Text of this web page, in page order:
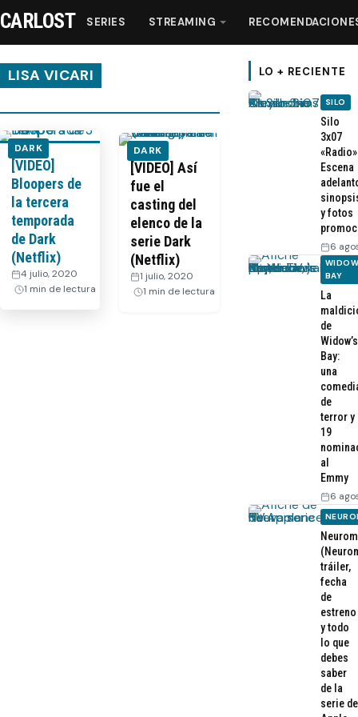
Streaming
Recomendaciones
Videos
Webisodios
CARLOST SERIES STREAMING
LISA VICARI
DARK
[VIDEO]
Bloopers de
la tercera
temporada
de Dark
(Netflix)
4 julio, 2020
1 min de lectura
DARK
[VIDEO] Así
fue el
casting del
elenco de la
serie Dark
(Netflix)
1 julio, 2020
1 min de lectura
LO + RECIENTE
SILO
Silo
3x07
Escena
y fotos
6
BAY
La
de
Widow’s
Bay:
una
de
terror y
19
al
Emmy
6
tráiler,
fecha
de
estreno
y todo
lo que
debes
saber
de la
serie de